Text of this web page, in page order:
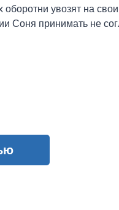
оборотни увозят на
Соня принимать не